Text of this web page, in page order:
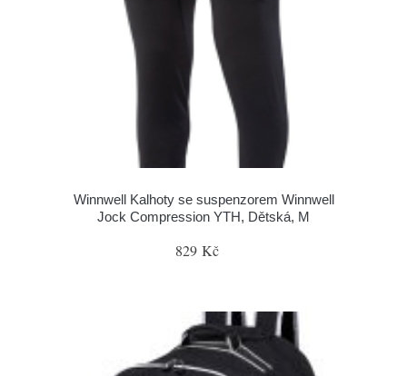
Winnwell Kalhoty se suspenzorem Winnwell
Jock Compression YTH, Dětská, M
829 Kč